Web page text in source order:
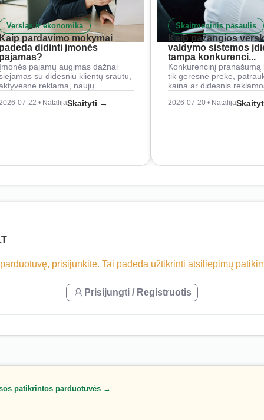
Verslas ir ekonomika
pardavimo mokymai
didinti įmonės
pajamų augimas dažnai
su didesniu klientų srautu,
reklama, naujų…
07-22 • NatalijaSkaityti →
Skaitmeninis pasaulis
Kaip pažangios
valdymo sistemos
tampa konkurenci...
Konkurencinį pranašumą
tik geresnė prekė,
kaina ar didesnis
2026-07-20 • Natalija
prisijunkite. Tai padeda užtikrinti atsiliepimų
Prisijungti / Registruotis
patikrintos parduotuvės →